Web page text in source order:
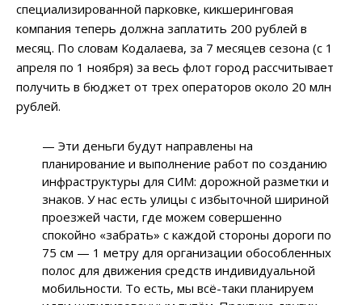
специализированной парковке, кикшеринговая
компания теперь должна заплатить 200 рублей в
месяц. По словам Кодалаева, за 7 месяцев сезона (с 1
апреля по 1 ноября) за весь флот город рассчитывает
получить в бюджет от трех операторов около 20 млн
рублей.
— Эти деньги будут направлены на
планирование и выполнение работ по созданию
инфраструктуры для СИМ: дорожной разметки и
знаков. У нас есть улицы с избыточной шириной
проезжей части, где можем совершенно
спокойно «забрать» с каждой стороны дороги по
75 см — 1 метру для организации обособленных
полос для движения средств индивидуальной
мобильности. То есть, мы всё-таки планируем